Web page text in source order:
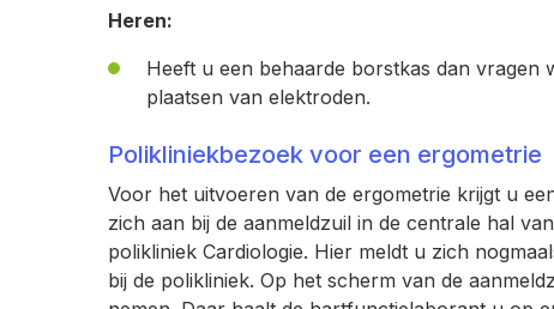
Heren:
Heeft u een behaarde borstkas dan vragen
plaatsen van elektroden.
Polikliniekbezoek voor een ergometrie
Voor het uitvoeren van de ergometrie krijgt u
zich aan bij de aanmeldzuil in de centrale hal
polikliniek Cardiologie. Hier meldt u zich
bij de polikliniek. Op het scherm van de